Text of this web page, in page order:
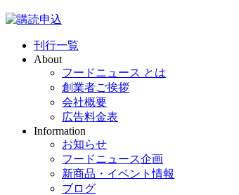
刊行一覧
About
フードニュース とは
創業者ご挨拶
会社概要
広告料金表
Information
お知らせ
フードニュース企画
新商品・イベント情報
ブログ